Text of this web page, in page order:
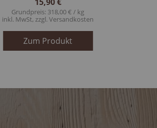
Grundpreis: 318,00 € / kg
inkl. MwSt, zzgl.Versandkosten
Zum Produkt